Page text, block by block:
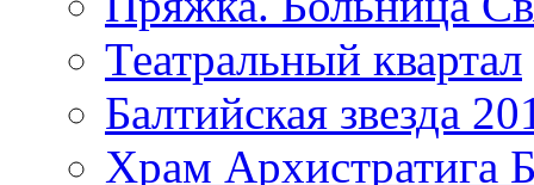
Театральный квартал
Балтийская звезда
Храм